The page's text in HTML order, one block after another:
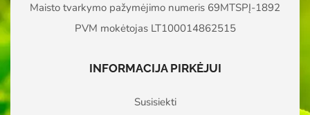
Maisto tvarkymo pažymėjimo numeris 69MTSPĮ-1892
PVM mokėtojas LT100014862515
INFORMACIJA PIRKĖJUI
Susisiekti